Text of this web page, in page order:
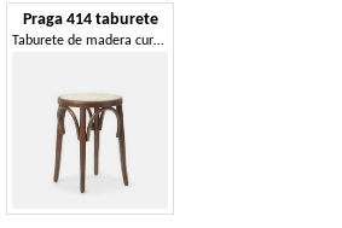
Praga 414 taburete
Taburete de madera curvada, estilo años 70